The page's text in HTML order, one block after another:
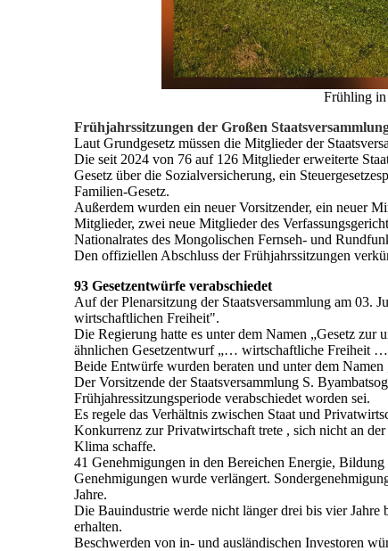
Frühling
Frühjahrssitzungen der Großen
Laut Grundgesetz müssen die Mitglieder der
Die seit 2024 von 76 auf 126 Mitglieder erweiterte
Gesetz über die Sozialversicherung, ein
Familien-Gesetz.
Außerdem wurden ein neuer Vorsitzender, ein neuer
Mitglieder, zwei neue Mitglieder des
Nationalrates des Mongolischen Fernseh- und
Den offiziellen Abschluss der Frühjahrssitzungen
93 Gesetzentwürfe verabschiedet
Auf der Plenarsitzung der Staatsversammlung am 03.
wirtschaftlichen Freiheit".
Die Regierung hatte es unter dem Namen „Gesetz zur
ähnlichen Gesetzentwurf „… wirtschaftliche Freiheit
Beide Entwürfe wurden beraten und unter dem
Der Vorsitzende der Staatsversammlung S.
Frühjahressitzungsperiode verabschiedet worden sei.
Es regele das Verhältnis zwischen Staat und
Konkurrenz zur Privatwirtschaft trete , sich nicht an
Klima schaffe.
41 Genehmigungen in den Bereichen Energie,
Genehmigungen wurde verlängert.
Jahre.
Die Bauindustrie werde nicht länger drei bis vier
erhalten.
Beschwerden von in- und ausländischen Investoren